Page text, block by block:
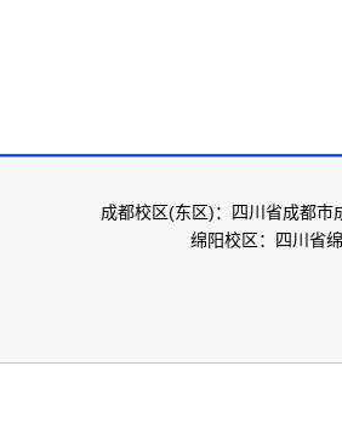
成都校区(东区)：四川省成都
绵阳校区：四川省